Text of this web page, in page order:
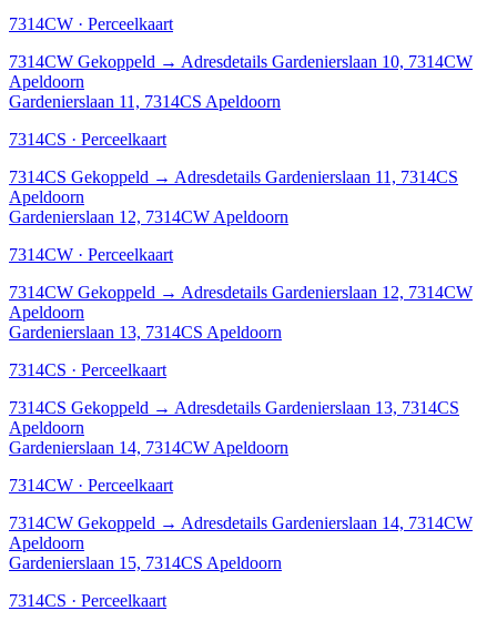
7314CW · Perceelkaart
7314CW Gekoppeld → Adresdetails Gardenierslaan 10, 7314CW
Apeldoorn
Gardenierslaan 11, 7314CS Apeldoorn
7314CS · Perceelkaart
7314CS Gekoppeld → Adresdetails Gardenierslaan 11, 7314CS
Apeldoorn
Gardenierslaan 12, 7314CW Apeldoorn
7314CW · Perceelkaart
7314CW Gekoppeld → Adresdetails Gardenierslaan 12, 7314CW
Apeldoorn
Gardenierslaan 13, 7314CS Apeldoorn
7314CS · Perceelkaart
7314CS Gekoppeld → Adresdetails Gardenierslaan 13, 7314CS
Apeldoorn
Gardenierslaan 14, 7314CW Apeldoorn
7314CW · Perceelkaart
7314CW Gekoppeld → Adresdetails Gardenierslaan 14, 7314CW
Apeldoorn
Gardenierslaan 15, 7314CS Apeldoorn
7314CS · Perceelkaart